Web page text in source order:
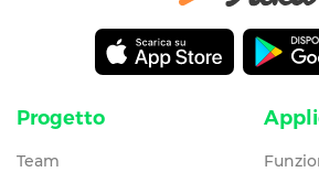
Progetto
Team